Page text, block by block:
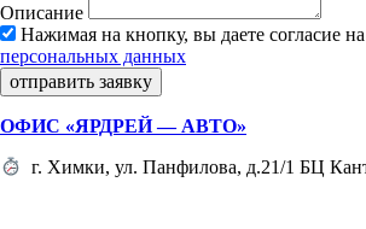
Описание
Нажимая на кнопку, вы даете согласие на
персональных данных
отправить заявку
ОФИС «ЯРДРЕЙ — АВТО»
г. Химки, ул. Панфилова, д.21/1 БЦ